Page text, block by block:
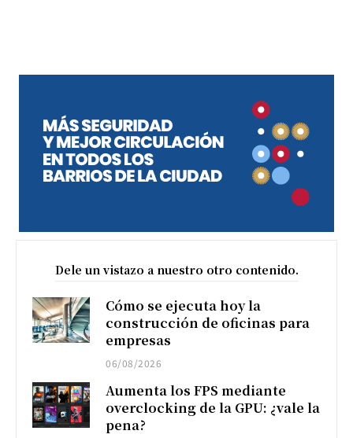
Dele un vistazo a nuestro otro contenido.
Cómo se ejecuta hoy la
construcción de oficinas para
empresas
06/08/2026
Aumenta los FPS mediante
overclocking de la GPU: ¿vale la
pena?